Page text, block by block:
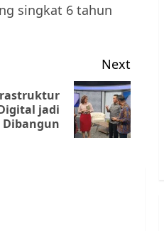
singkat 6 tahun
Next
jadi
Dibangun